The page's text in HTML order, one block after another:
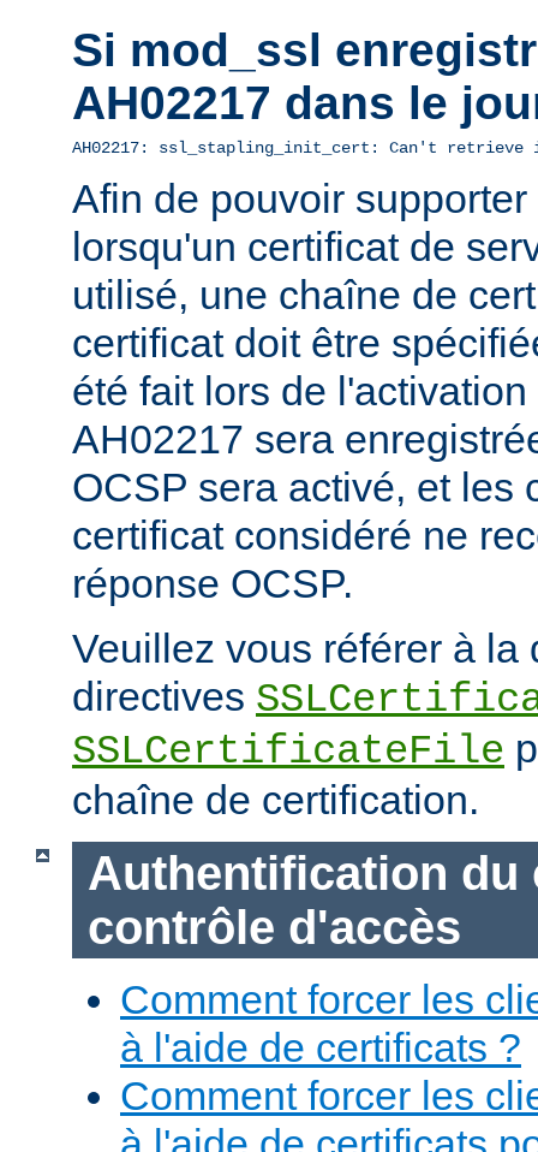
Si mod_ssl
AH02217 dans le
AH02217: ssl_stapling_init_cert: Can't
Afin de pouvoir
lorsqu'un certificat de
utilisé, une chaîne de
certificat doit être
été fait lors de
AH02217 sera
OCSP sera activé, et les
certificat considéré ne
réponse OCSP.
Veuillez vous référer à la
directives
SSLCertificateFile
chaîne de certification.
Authentification du
contrôle d'accès
Comment forcer les
à l'aide de certificats ?
Comment forcer les